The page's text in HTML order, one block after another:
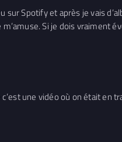
Spotify et après je vais
Si je dois vraiment
une vidéo où on était en